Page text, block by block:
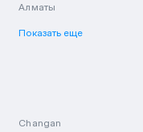
Алматы
Показать еще
Changan